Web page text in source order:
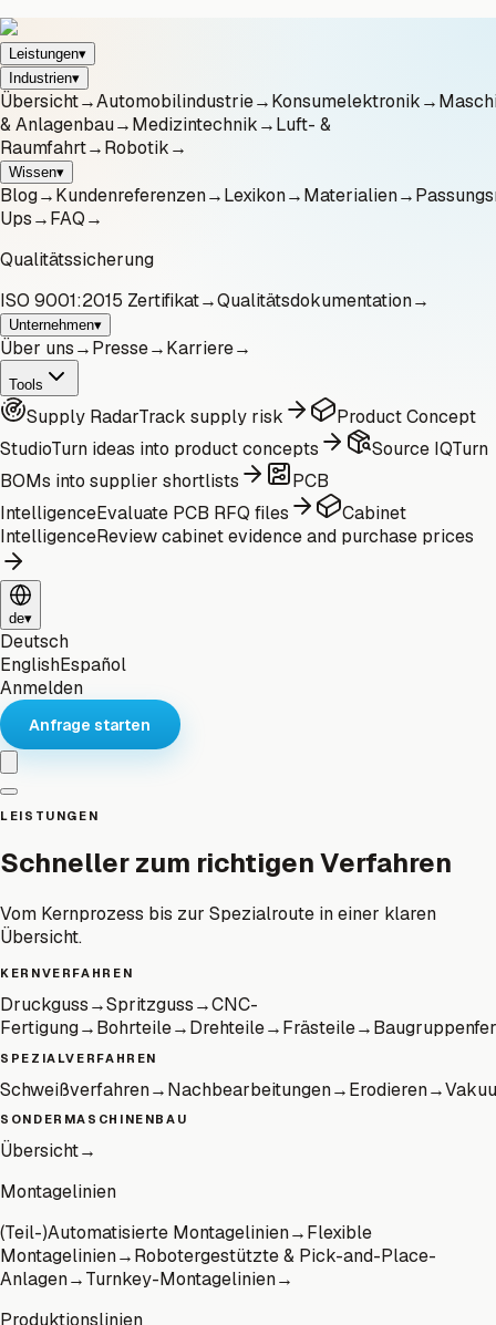
Leistungen▾
Industrien▾
Übersicht→Automobilindustrie→Konsumelektronik→
& Anlagenbau→Medizintechnik→Luft- &
Raumfahrt→Robotik→
Wissen▾
Blog→Kundenreferenzen→Lexikon→Materialien→
Ups→FAQ→
Qualitätssicherung
ISO 9001:2015 Zertifikat→Qualitätsdokumentation→
Unternehmen▾
Über uns→Presse→Karriere→
Tools
Supply RadarTrack supply risk
Product Concept
StudioTurn ideas into product concepts Source IQTurn
BOMs into supplier shortlists
PCB
IntelligenceEvaluate PCB RFQ files
Cabinet
IntelligenceReview cabinet evidence and purchase prices
de▾
Deutsch
EnglishEspañol
Anmelden
Anfrage starten
LEISTUNGEN
Schneller zum richtigen Verfahren
Vom Kernprozess bis zur Spezialroute in einer klaren
Übersicht.
KERNVERFAHREN
Druckguss→Spritzguss→CNC-
Fertigung→Bohrteile→Drehteile→Frästeile→
SPEZIALVERFAHREN
Schweißverfahren→Nachbearbeitungen→Erodieren→
SONDERMASCHINENBAU
Übersicht→
Montagelinien
(Teil-)Automatisierte Montagelinien→Flexible
Montagelinien→Robotergestützte & Pick-and-Place-
Anlagen→Turnkey-Montagelinien→
Produktionslinien